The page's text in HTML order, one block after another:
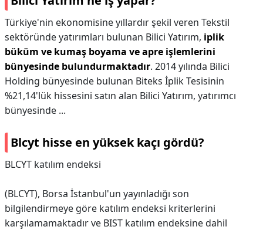
Türkiye'nin ekonomisine yıllardır şekil veren Tekstil
sektöründe yatırımları bulunan Bilici Yatırım, iplik
büküm ve kumaş boyama ve apre işlemlerini
bünyesinde bulundurmaktadır. 2014 yılında Bilici
Holding bünyesinde bulunan Biteks İplik Tesisinin
%21,14'lük hissesini satın alan Bilici Yatırım, yatırımcı
bünyesinde ...
Blcyt hisse en yüksek kaçı gördü?
BLCYT katılım endeksi
(BLCYT), Borsa İstanbul'un yayınladığı son
bilgilendirmeye göre katılım endeksi kriterlerini
karşılamamaktadır ve BIST katılım endeksine dahil